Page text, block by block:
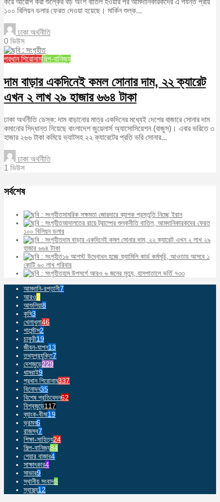
করে আরোপ করা শুল্কের বড় অংশ বাতিল হওয়ার পর আমদানিকারকদের এ পর্যন্ত প্রায়
১০০ বিলিয়ন ডলার ফেরত দেওয়া হয়েছে। মার্কিন শুল্ক...
ঢাকা অর্থনীতি
0 ভিউস
প্রধান শিরোনামশিল্প-বানিজ্য
দাম বাড়ার একদিনেই কমল সোনার দাম, ২২ ক্যারেট
এখন ২ লাখ ২৯ হাজার ৬৬৪ টাকা
ঢাকা অর্থনীতি ডেস্ক: দাম বাড়ানোর মাত্র একদিনের মধ্যেই দেশের বাজারে সোনার দাম
কমানোর সিদ্ধান্ত নিয়েছে বাংলাদেশ জুয়েলার্স অ্যাসোসিয়েশন (বাজুস)। এবার ভরিতে ৩
হাজার ২৬৬ টাকা কমিয়ে ভ্যাটসহ ২২ ক্যারেটের প্রতি ভরি সোনার...
ঢাকা অর্থনীতি
1 ভিউস
সর্বশেষ
সামরিক সক্ষমতা জোরদারে ব্যাপক প্রস্তুতি নিচ্ছে ইরান
আদালতের রায়ে ট্রাম্পের শুল্কনীতি বাতিল, আমদানিকারকদের ফেরত
১০০ বিলিয়ন ডলার
দাম বাড়ার একদিনেই কমল সোনার দাম, ২২ ক্যারেট এখন ২ লাখ ২৯
হাজার ৬৬৪ টাকা
১৬ আগস্ট উদ্বোধন হচ্ছে ফ্যামিলি কার্ড কর্মসূচি, আওতায় আসবে ১
কোটি ৬০ লাখ পরিবার
হাম উপসর্গে আরও ৬ জনের মৃত্যু, হাসপাতালে ভর্তি ৭৩৩
আমদানি-রপ্তানী7
আরও2
আশুলিয়া8
কৃষি3
খেলাধুলা46
গার্মেন্টস2
চাকুরী19
জীবন-যাপন13
তথ্যপ্রযুক্তি7
দেশজুড়ে229
ধামরাই9
প্রধান শিরোনাম337
বিনোদন35
বিশেষ প্রতিবেদন62
বিশ্বজুড়ে117
ব্যাংক-বীমা19
ভ্রমন6
রাজস্ব7
শিক্ষা-সাহিত্য24
শিল্প-বানিজ্য84
শেয়ার বাজার4
সাক্ষাৎকার4
সাভার9
স্থানীয় সংবাদ8
স্বাস্থ্য12